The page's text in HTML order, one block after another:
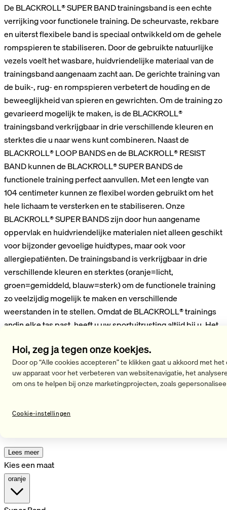
De BLACKROLL® SUPER BAND trainingsband is een echte
verrijking voor functionele training. De scheurvaste, rekbare
en uiterst flexibele band is speciaal ontwikkeld om de gehele
rompspieren te stabiliseren. Door de gebruikte natuurlijke
vezels voelt het wasbare, huidvriendelijke materiaal van de
trainingsband aangenaam zacht aan. De gerichte training van
de buik-, rug- en rompspieren verbetert de houding en de
beweeglijkheid van spieren en gewrichten. Om de training zo
gevarieerd mogelijk te maken, is de BLACKROLL®
trainingsband verkrijgbaar in drie verschillende kleuren en
sterktes die u naar wens kunt combineren. Naast de
BLACKROLL® LOOP BANDS en de BLACKROLL® RESIST
BAND kunnen de BLACKROLL® SUPER BANDS de
functionele training perfect aanvullen. Met een lengte van
104 centimeter kunnen ze flexibel worden gebruikt om het
hele lichaam te versterken en te stabiliseren. Onze
BLACKROLL® SUPER BANDS zijn door hun aangename
oppervlak en huidvriendelijke materialen niet alleen geschikt
voor bijzonder gevoelige huidtypes, maar ook voor
allergiepatiënten. De trainingsband is verkrijgbaar in drie
verschillende kleuren en sterktes (oranje=licht,
groen=gemiddeld, blauw=sterk) om de functionele training
zo veelzijdig mogelijk te maken en verschillende
weerstanden in te stellen. Omdat de BLACKROLL® trainings
andin elke tas past, heeft u uw sportuitrusting altijd bij u. Het
kantoor wilt trainen - de BLACKROLL® SUPER BAND is uw
vaste begeleider. De banden zijn ook geschikt voor
therapeutisch gebruik ter ondersteuning van de revalidatie
van sportblessures. En het beste is: zodra de BLACKROLL®
MULTIBAND en de LOOP BAND wordt gecombineerd, kan de
Lees meer
Kies een maat
oranje
Hoi, zeg ja tegen onze koekjes.
Door op “Alle cookies accepteren” te klikken gaat u akkoord met
uw apparaat voor het verbeteren van websitenavigatie, het
om ons te helpen bij onze marketingprojecten, zoals
Cookie-instellingen